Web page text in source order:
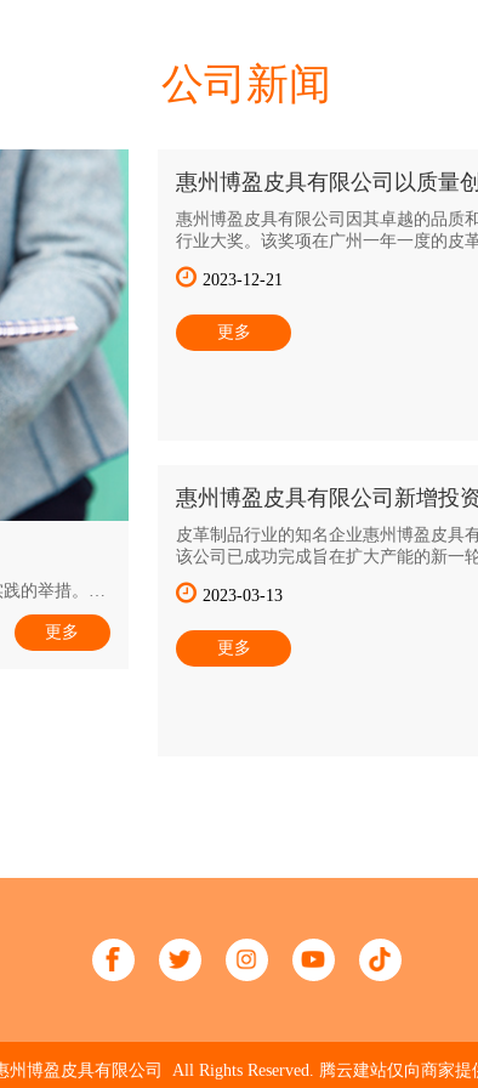
公司新闻
的举措。该
和推广环保
更多
惠州博盈皮具有限公司以质量
可
惠州博盈皮具有限公司因其卓越的品质
行业大奖。该奖项在广州一年一度的皮
发，以表彰该公司对皮革制品行业的杰
2023-12-21
更多
惠州博盈皮具有限公司新增投
皮革制品行业的知名企业惠州博盈皮具
该公司已成功完成旨在扩大产能的新一
博罗县石湾镇，以其高品质的皮包、钱
闻名。2023-03-13
更多
州博盈皮具有限公司 All Rights Reserved. 腾云建站仅向商家提